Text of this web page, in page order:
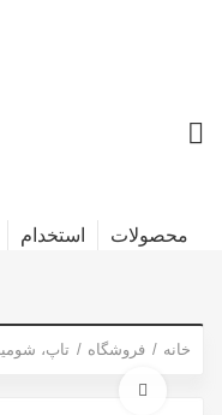
محصولات استخدام
خانه فروشگاه تاپ،